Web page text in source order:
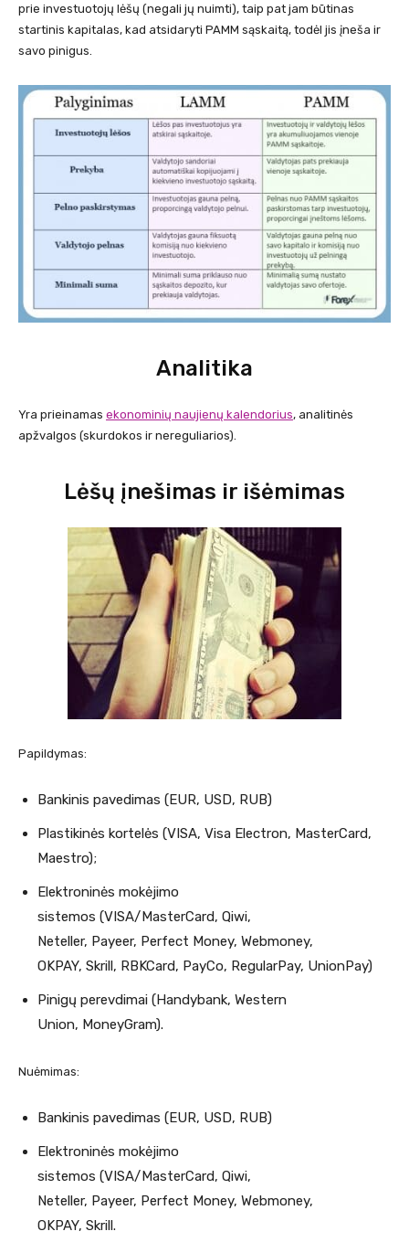
prie investuotojų lėšų (negali jų nuimti), taip pat jam būtinas
startinis kapitalas, kad atsidaryti PAMM sąskaitą, todėl jis įneša ir
savo pinigus.
Analitika
Yra prieinamas ekonominių naujienų kalendorius, analitinės
apžvalgos (skurdokos ir nereguliarios).
Lėšų įnešimas ir išėmimas
Papildymas:
Bankinis pavedimas (EUR, USD, RUB)
Plastikinės kortelės (VISA, Visa Electron, MasterCard,
Maestro);
Elektroninės mokėjimo
sistemos (VISA/MasterCard, Qiwi,
Neteller, Payeer, Perfect Money, Webmoney,
OKPAY, Skrill, RBKCard, PayCo, RegularPay, UnionPay)
Pinigų perevdimai (Handybank, Western
Union, MoneyGram).
Nuėmimas:
Bankinis pavedimas (EUR, USD, RUB)
Elektroninės mokėjimo
sistemos (VISA/MasterCard, Qiwi,
Neteller, Payeer, Perfect Money, Webmoney,
OKPAY, Skrill.